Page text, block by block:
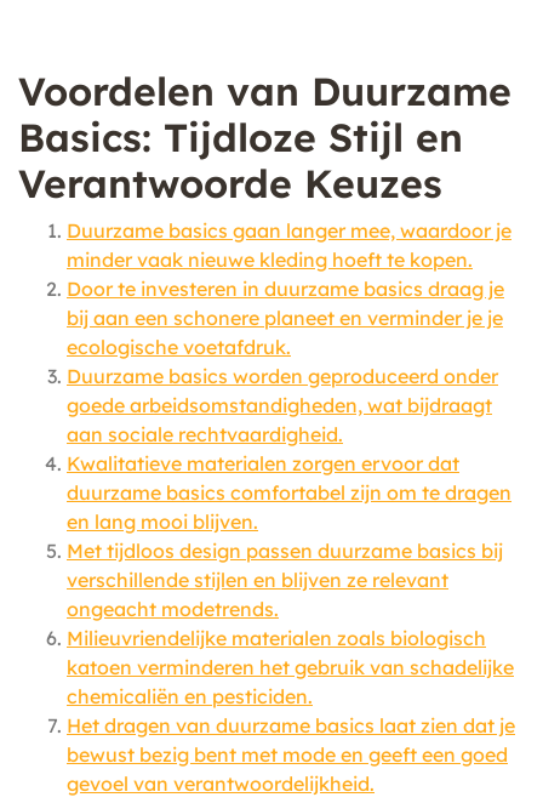
Voordelen van Duurzame
Basics: Tijdloze Stijl en
Verantwoorde Keuzes
Duurzame basics gaan langer mee, waardoor je
minder vaak nieuwe kleding hoeft te kopen.
Door te investeren in duurzame basics draag je
bij aan een schonere planeet en verminder je je
ecologische voetafdruk.
Duurzame basics worden geproduceerd onder
goede arbeidsomstandigheden, wat bijdraagt
aan sociale rechtvaardigheid.
Kwalitatieve materialen zorgen ervoor dat
duurzame basics comfortabel zijn om te dragen
en lang mooi blijven.
Met tijdloos design passen duurzame basics bij
verschillende stijlen en blijven ze relevant
ongeacht modetrends.
Milieuvriendelijke materialen zoals biologisch
katoen verminderen het gebruik van schadelijke
chemicaliën en pesticiden.
Het dragen van duurzame basics laat zien dat je
bewust bezig bent met mode en geeft een goed
gevoel van verantwoordelijkheid.